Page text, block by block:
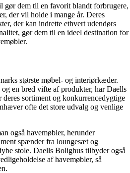
gør dem til en favorit blandt forbrugere,
der vil holde i mange år. Deres
der kan indrette ethvert udendørs
gør dem til en ideel destination for
største møbel- og interiørkæder.
en bred vifte af produkter, har Daells
sortiment og konkurrencedygtige
ofte det store udvalg og venlige
også havemøbler, herunder
spænder fra loungesæt og
stole. Daells Bolighus tilbyder også
af havemøbler, så